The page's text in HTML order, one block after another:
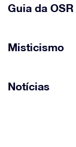
Guia da OSR
Misticismo
Notícias